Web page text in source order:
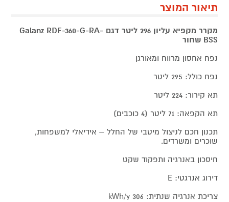
תיאור המוצר
מקרר מקפיא עליון 296 ליטר דגם Galanz
RDF-360-G-RA-
BSS שחור
נפח אחסון מרווח ומאורגן
נפח כולל: 295 ליטר
תא קירור: 224 ליטר
תא הקפאה: 71 ליטר (4 כוכבים)
תכנון חכם לניצול מיטבי של החלל – אידיאלי למשפחות,
שוכרים ומשרדים.
חיסכון באנרגיה ותפקוד שקט
דירוג אנרגטי: E
צריכת אנרגיה שנתית: 306 kWh/y